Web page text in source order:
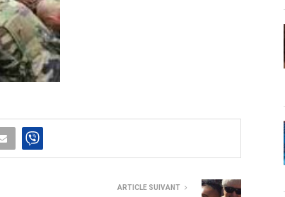
ARTICLE SUIVANT